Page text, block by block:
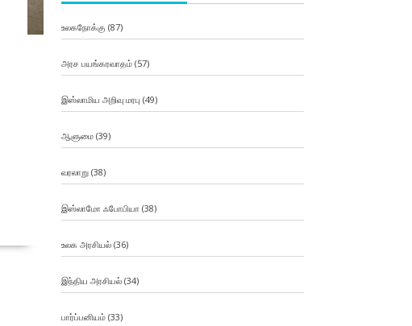
உலகநோக்கு (87)
அரச பயங்கரவாதம்(57)
இஸ்லாமிய அறிவு மரபு (49)
ஆளுமை(39)
வரலாறு(38)
இஸ்லாமோ ஃபோபியா (38)
உலக அரசியல்(36)
இந்திய அரசியல்(34)
பார்ப்பனியம்(33)